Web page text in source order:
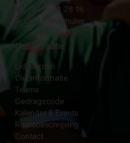
☎︎ 0341 - 41 28 96
✉︎ Contactformulier
Clubinformatie
Lid worden
Clubinformatie
Teams
Gedragscode
Kalender & Events
Routebeschrijving
Contact